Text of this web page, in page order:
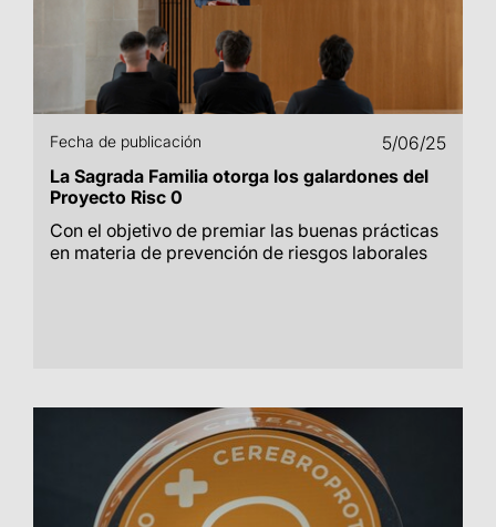
Fecha de publicación
5/06/25
La Sagrada Familia otorga los galardones del
Proyecto Risc 0
Con el objetivo de premiar las buenas prácticas
en materia de prevención de riesgos laborales